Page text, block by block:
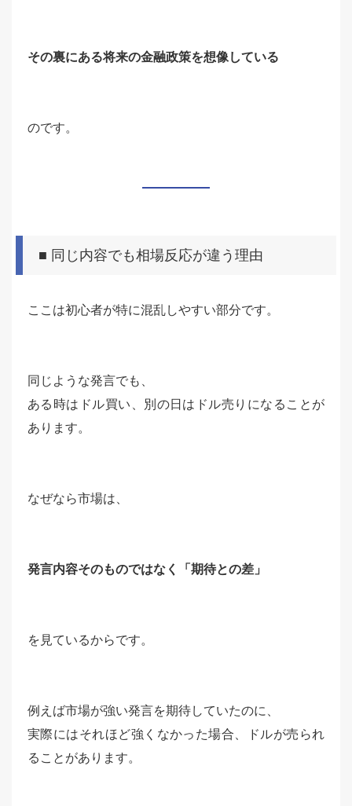
その裏にある将来の金融政策を想像している
のです。
■ 同じ内容でも相場反応が違う理由
ここは初心者が特に混乱しやすい部分です。
同じような発言でも、
ある時はドル買い、別の日はドル売りになることが
あります。
なぜなら市場は、
発言内容そのものではなく「期待との差」
を見ているからです。
例えば市場が強い発言を期待していたのに、
実際にはそれほど強くなかった場合、ドルが売られ
ることがあります。